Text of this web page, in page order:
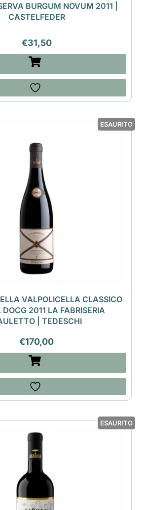
BURGUM NOVUM 2011 |
CASTELFEDER
€31,50
ESAURITO
VALPOLICELLA CLASSICO
DOCG 2011 LA FABRISERIA
| TEDESCHI
€170,00
ESAURITO